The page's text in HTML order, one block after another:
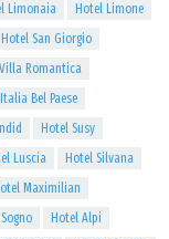
Limonaia
Hotel Limone
Hotel San Giorgio
Romantica
Bel Paese
Hotel Susy
Luscia
Hotel Silvana
Maximilian
Hotel Alpi